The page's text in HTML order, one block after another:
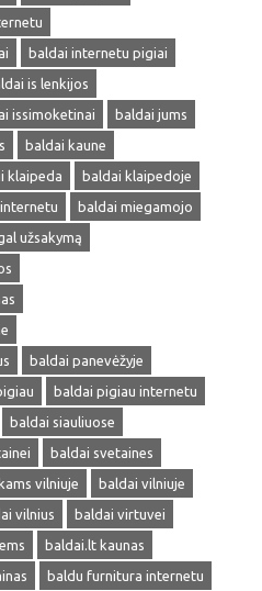
baldai internetu pigiai
is lenkijos
issimoketinai
baldai jums
baldai kaune
klaipeda
baldai klaipedoje
baldai miegamojo
užsakymą
baldai panevėžyje
baldai pigiau internetu
baldai siauliuose
baldai svetaines
vilniuje
baldai vilniuje
vilnius
baldai virtuvei
baldai.lt kaunas
baldu furnitura internetu